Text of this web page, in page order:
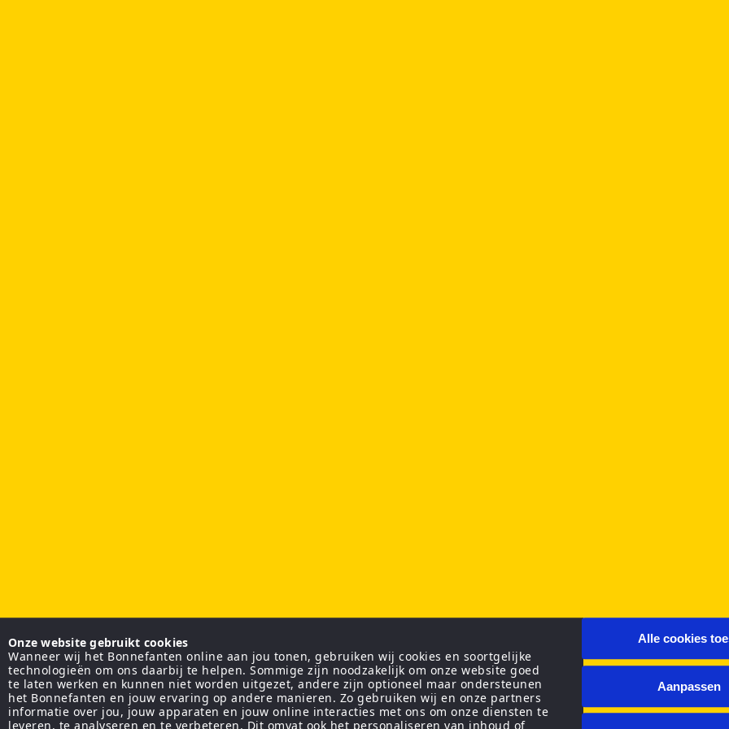
Onze website gebruikt cookies
Wanneer wij het Bonnefanten online aan jou tonen, gebruiken wij cookies en soortgelijke
technologieën om ons daarbij te helpen. Sommige zijn noodzakelijk om onze website goed
te laten werken en kunnen niet worden uitgezet, andere zijn optioneel maar ondersteunen
het Bonnefanten en jouw ervaring op andere manieren. Zo gebruiken wij en onze partners
informatie over jou, jouw apparaten en jouw online interacties met ons om onze diensten te
leveren, te analyseren en te verbeteren. Dit omvat ook het personaliseren van inhoud of
Alle cookies
Aanpassen